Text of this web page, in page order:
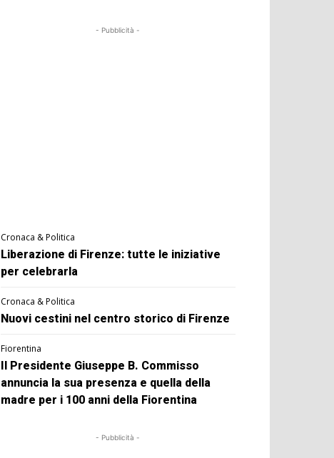
- Pubblicità -
Cronaca & Politica
Liberazione di Firenze: tutte le iniziative
per celebrarla
Cronaca & Politica
Nuovi cestini nel centro storico di Firenze
Fiorentina
Il Presidente Giuseppe B. Commisso
annuncia la sua presenza e quella della
madre per i 100 anni della Fiorentina
- Pubblicità -